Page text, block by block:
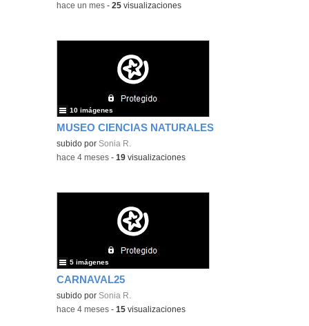
-hace un mes -25 visualizaciones
MUSEO CIENCIAS NATURALES
subido por Sonia R.
10 imágenes
-hace 4 meses -19 visualizaciones
CARNAVAL25
subido por Sonia R.
5 imágenes
-hace 4 meses -15 visualizaciones